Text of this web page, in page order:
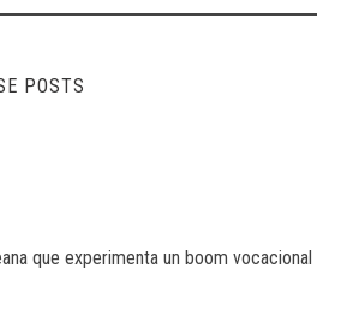
POSTS
que experimenta un boom vocacional